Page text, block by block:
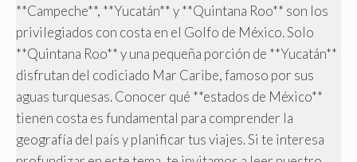
**Campeche**, **Yucatán** y **Quintana Roo** son los
privilegiados con costa en el Golfo de México. Solo
**Quintana Roo** y una pequeña porción de **Yucatán**
disfrutan del codiciado Mar Caribe, famoso por sus
aguas turquesas. Conocer qué **estados de México**
tienen costa es fundamental para comprender la
geografía del país y planificar tus viajes. Si te interesa